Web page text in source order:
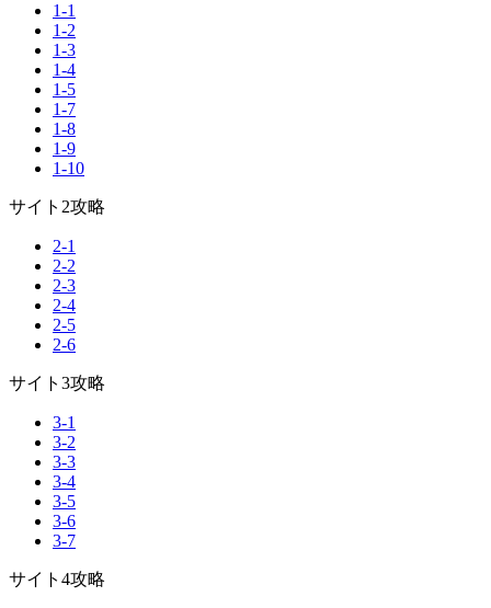
1-1
1-2
1-3
1-4
1-5
1-7
1-8
1-9
1-10
サイト2攻略
2-1
2-2
2-3
2-4
2-5
2-6
サイト3攻略
3-1
3-2
3-3
3-4
3-5
3-6
3-7
サイト4攻略